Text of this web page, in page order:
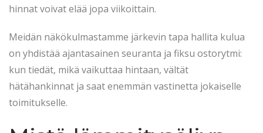
hinnat voivat elää jopa viikoittain.
Meidän näkökulmastamme järkevin tapa hallita kulua
on yhdistää ajantasainen seuranta ja fiksu ostorytmi:
kun tiedät, mikä vaikuttaa hintaan, vältät
hätähankinnat ja saat enemmän vastinetta jokaiselle
toimitukselle.